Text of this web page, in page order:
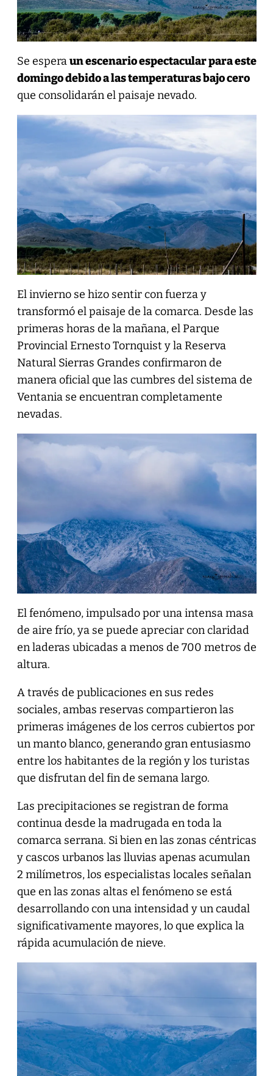
Se esperaun escenario espectacular para este
domingo debido a las temperaturas bajo cero
que consolidarán el paisaje nevado.
El invierno se hizo sentir con fuerza y
transformó el paisaje de la comarca. Desde las
primeras horas de la mañana, el Parque
Provincial Ernesto Tornquist y la Reserva
Natural Sierras Grandes confirmaron de
manera oficial que las cumbres del sistema de
Ventania se encuentran completamente
nevadas.
El fenómeno, impulsado por una intensa masa
de aire frío, ya se puede apreciar con claridad
en laderas ubicadas a menos de 700 metros de
altura.
A través de publicaciones en sus redes
sociales, ambas reservas compartieron las
primeras imágenes de los cerros cubiertos por
un manto blanco, generando gran entusiasmo
entre los habitantes de la región y los turistas
que disfrutan del fin de semana largo.
Las precipitaciones se registran de forma
continua desde la madrugada en toda la
comarca serrana. Si bien en las zonas céntricas
y cascos urbanos las lluvias apenas acumulan
2 milímetros, los especialistas locales señalan
que en las zonas altas el fenómeno se está
desarrollando con una intensidad y un caudal
significativamente mayores, lo que explica la
rápida acumulación de nieve.